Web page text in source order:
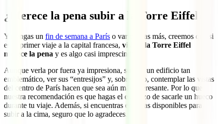
¿Merece la pena subir a la Torre Eiffel?
Ya tengas un fin de semana a París o varios días más, creemos que si
es tu primer viaje a la capital francesa, visitar la Torre Eiffel
merece la pena y es algo casi imprescindible.
Aunque verla por fuera ya impresiona, subir a un edificio tan
emblemático, ver sus “entresijos” y, sobre todo, contemplar las vistas
del centro de París hacen que sea aún más interesante. Por lo que
nuestra recomendación es que hagas el esfuerzo de sacarle un hueco
durante tu viaje. Además, si encuentras entradas disponibles para
subir a la cima, seguro que lo agradeces.